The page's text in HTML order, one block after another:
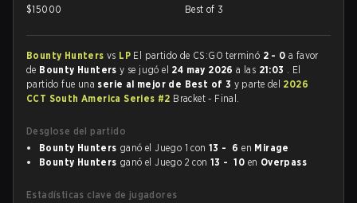
$15000
Best of 3
Bounty Hunters vs LP El partido de CS:GO terminó 2 - 0 a favor
de Bounty Huntersy se jugó el 24 may 2026a las 21:03 . El
partido fue una serie al mejor de Best of 3 y parte del 2026
CCT South America Series #2 Bracket - Final.
Desglose del partido
Bounty Hunters ganó el Juego 1 con13 - 6 en Mirage
Bounty Hunters ganó el Juego 2 con13 - 10 en Overpass
Estadísticas clave de jugadores